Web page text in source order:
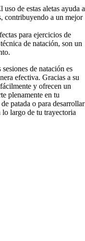
uso de estas aletas ayuda a
contribuyendo a un mejor
para ejercicios de
de natación, son un
de natación es
efectiva. Gracias a su
y ofrecen un
plenamente en tu
patada o para desarrollar
lo largo de tu trayectoria